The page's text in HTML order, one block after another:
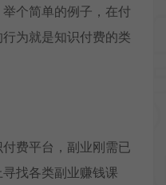
个简单的例子，在付
为就是知识付费的类
费平台，副业刚需已
找各类副业赚钱课